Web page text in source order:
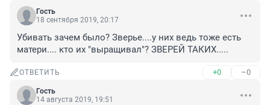
Гость
18 сентября 2019, 20:17
Убивать зачем было? Зверье....у них ведь тоже есть
матери.... кто их "выращивал"? ЗВЕРЕЙ ТАКИХ.....
ОТВЕТИТЬ +0 –0
Гость
14 августа 2019, 19:51